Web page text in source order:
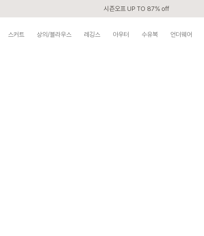
시즌오프 UP TO 87% off
스커트 상의/블라우스 레깅스 아우터 수유복 언더웨어